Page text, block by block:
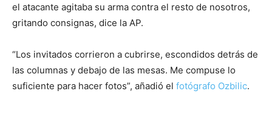
el atacante agitaba su arma contra el resto de nosotros,
gritando consignas, dice la AP.
“Los invitados corrieron a cubrirse, escondidos detrás de
las columnas y debajo de las mesas. Me compuse lo
suficiente para hacer fotos”, añadió el fotógrafo Ozbilic.